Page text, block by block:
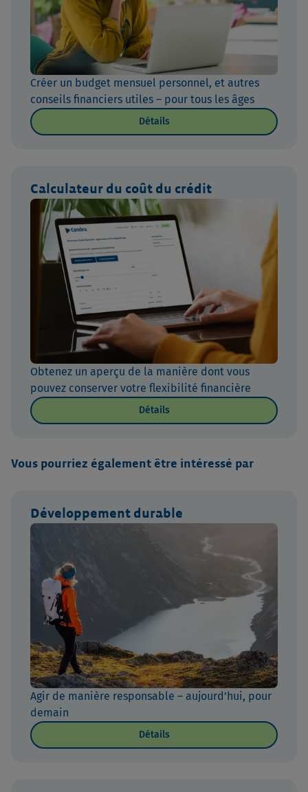
Créer un budget mensuel personnel, et autres
conseils financiers utiles – pour tous les âges
Détails
Calculateur du coût du crédit
Obtenez un aperçu de la manière dont vous
pouvez conserver votre flexibilité financière
Détails
Vous pourriez également être intéressé par
Développement durable
Agir de manière responsable – aujourd’hui, pour
demain
Détails